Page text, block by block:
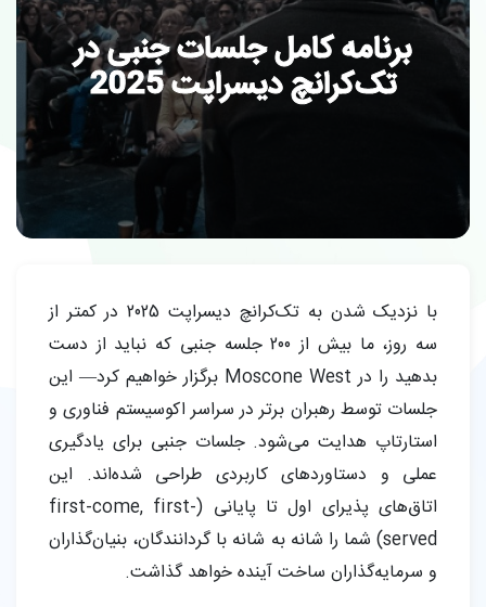
برنامه کامل جلسات جنبی در
تک‌کرانچ دیسراپت 2025
با نزدیک شدن به تک‌کرانچ دیسراپت 2025 در کمتر از
سه روز، ما بیش از 200 جلسه جنبی که نباید از دست
بدهید را در Moscone West برگزار خواهیم کرد— این
جلسات توسط رهبران برتر در سراسر اکوسیستم فناوری و
استارتاپ هدایت می‌شود. جلسات جنبی برای یادگیری
عملی و دستاوردهای کاربردی طراحی شده‌اند. این
اتاق‌های پذیرای اول تا پایانی (first-come, first-
served) شما را شانه به شانه با گردانندگان، بنیان‌گذاران
و سرمایه‌گذاران ساخت آینده خواهد گذاشت.